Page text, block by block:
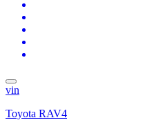
vin
Toyota RAV4